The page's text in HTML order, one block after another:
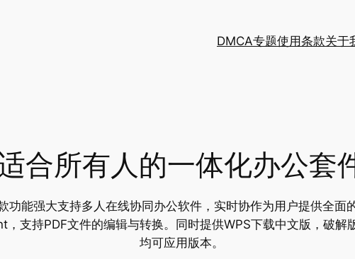
DMCA专题使用条款关于
合所有人的一体化办公套
功能强大支持多人在线协同办公软件，实时协作为用户提供全面
支持PDF文件的编辑与转换。同时提供WPS下载中文版，破解
均可应用版本。